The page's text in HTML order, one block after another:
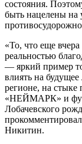
состояния.
быть нацелены на
«То, что еще
реальностью
— яркий пример
влиять на
регионе, на стыке
«НЕЙМАРК» и
Лобачевского
Никитин.